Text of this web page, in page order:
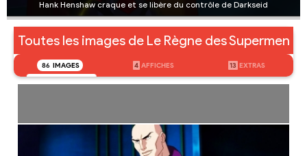
Hank Henshaw craque et se libère du contrôle de Darkseid
Toutes les images de Le Règne des Supermen
86 IMAGES 4 AFFICHES 13 EXTRAS